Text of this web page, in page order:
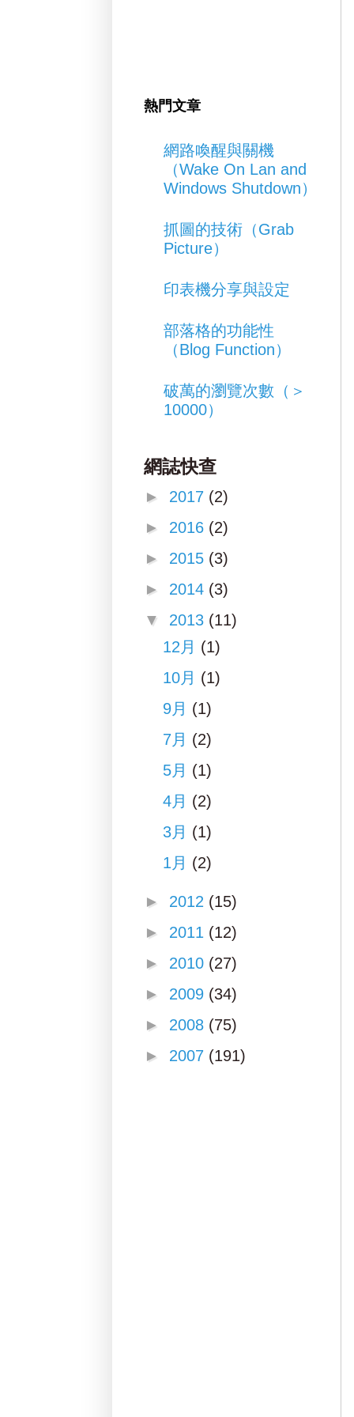
熱門文章
網路喚醒與關機
（Wake On Lan and
Windows Shutdown）
抓圖的技術（Grab
Picture）
印表機分享與設定
部落格的功能性
（Blog Function）
破萬的瀏覽次數（＞
10000）
網誌快查
► 2017 (2)
► 2016 (2)
► 2015 (3)
► 2014 (3)
▼ 2013 (11)
12月 (1)
10月 (1)
9月 (1)
7月 (2)
5月 (1)
4月 (2)
3月 (1)
1月 (2)
► 2012 (15)
► 2011 (12)
► 2010 (27)
► 2009 (34)
► 2008 (75)
► 2007 (191)